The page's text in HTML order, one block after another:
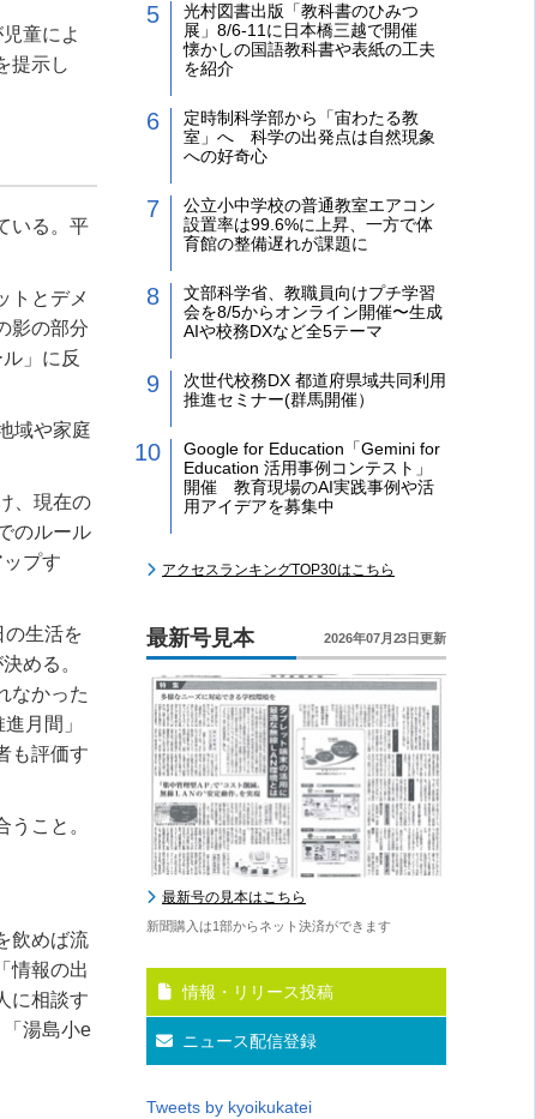
童によ
提示し
いる。平
トとデメ
影の部分
」に反
域や家庭
、現在の
のルール
プす
の生活を
める。
なかった
月間」
も評価す
こと。
飲めば流
情報の出
に相談す
湯島小e
光村図書出版「教科書のひみつ
展」8/6-11に日本橋三越で開催
懐かしの国語教科書や表紙の工夫
を紹介
定時制科学部から「宙わたる教
室」へ 科学の出発点は自然現象
への好奇心
公立小中学校の普通教室エアコン
設置率は99.6%に上昇、一方で体
育館の整備遅れが課題に
文部科学省、教職員向けプチ学習
会を8/5からオンライン開催〜生成
AIや校務DXなど全5テーマ
次世代校務DX 都道府県域共同利用
推進セミナー(群馬開催）
Google for Education「Gemini for
Education 活用事例コンテスト」
開催 教育現場のAI実践事例や活
用アイデアを募集中
アクセスランキングTOP30はこちら
最新号見本 2026年07月23日更新
最新号の見本はこちら
新聞購入は1部からネット決済ができます
情報・リリース投稿
ニュース配信登録
Tweets by kyoikukatei